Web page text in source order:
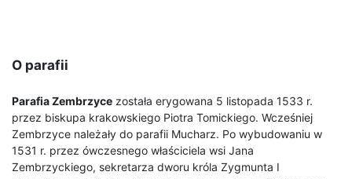
O parafii
Parafia Zembrzyce została erygowana 5 listopada 1533 r.
przez biskupa krakowskiego Piotra Tomickiego. Wcześniej
Zembrzyce należały do parafii Mucharz. Po wybudowaniu w
1531 r. przez ówczesnego właściciela wsi Jana
Zembrzyckiego, sekretarza dworu króla Zygmunta I